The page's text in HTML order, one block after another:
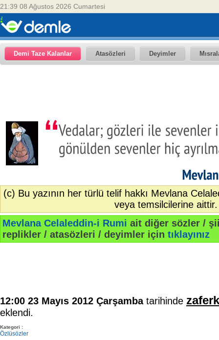
21:39 08 Ağustos 2026 Cumartesi
Demi Taze Kalanlar Atasözleri Deyimler
(c) Bu yazının her türlü telif hakkı Mevlana
veya temsilcilerine aittir.
Mevlana Celaleddin-i Rumi ait diğer sözler /
replikler / atasözleri / deyimler için tıklayınız
12:00 23 Mayıs 2012 Çarşambatarihinde
eklendi.
Kategori :
Özlüsözler